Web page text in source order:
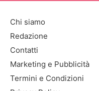
Chi siamo
Redazione
Contatti
Marketing e Pubblicità
Termini e Condizioni